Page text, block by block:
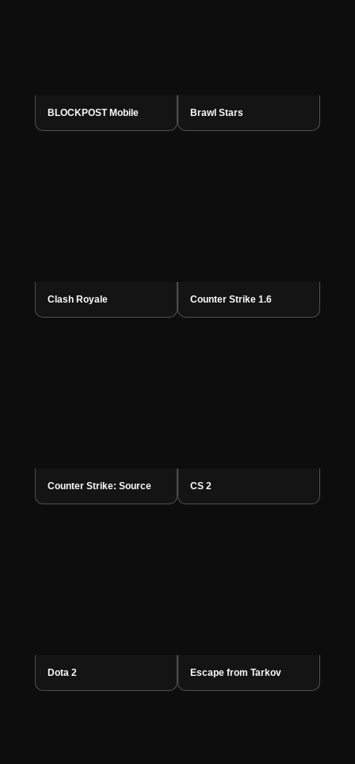
BLOCKPOST Mobile Brawl Stars
Clash Royale Counter Strike 1.6
Counter Strike: Source CS 2
Dota 2 Escape from Tarkov